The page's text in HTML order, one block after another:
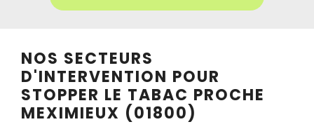
NOS SECTEURS
D'INTERVENTION POUR
STOPPER LE TABAC PROCHE
MEXIMIEUX (01800)